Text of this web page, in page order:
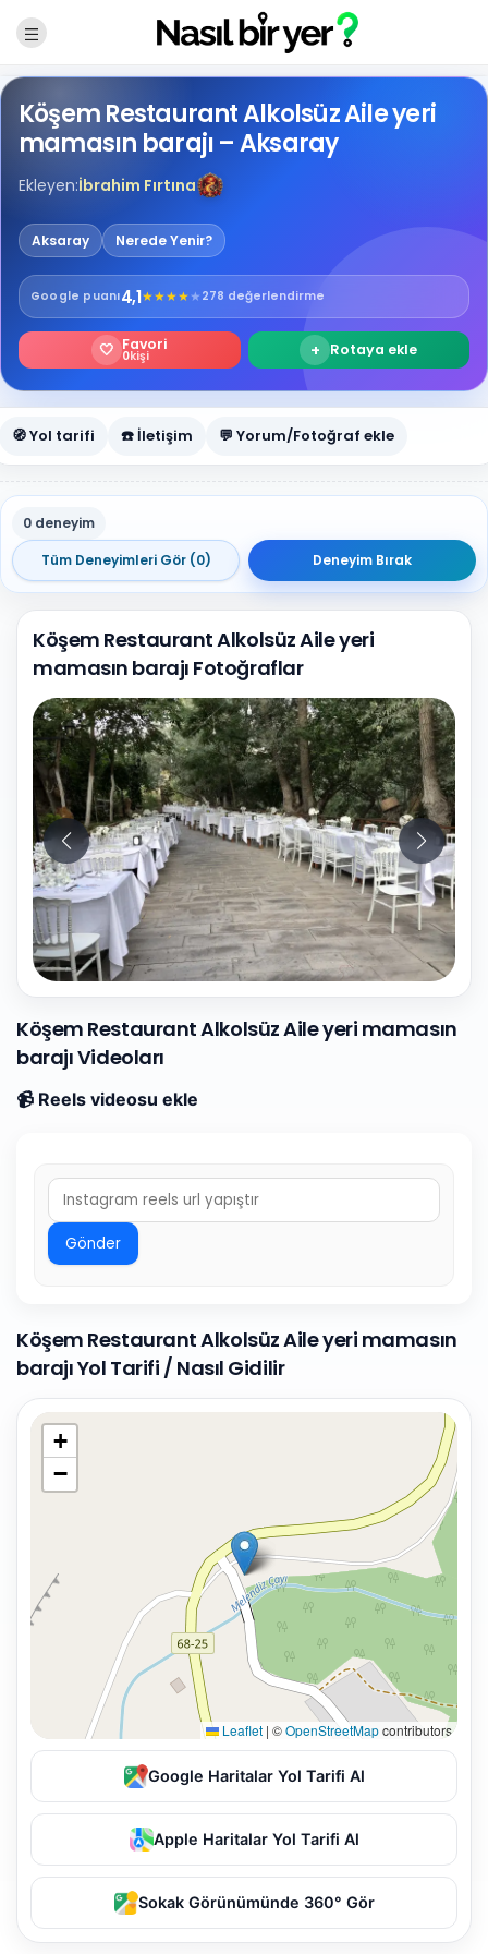
Köşem Restaurant Alkolsüz Aile yeri
mamasın barajı – Aksaray
Ekleyen:İbrahim Fırtına
Aksaray Nerede Yenir?
Google puanı4,1★★★★★ 278 değerlendirme
🤍 Favori
0kişi + Rotaya ekle
🧭 Yol tarifi ☎️ İletişim 💬 Yorum/Fotoğraf ekle
0 deneyim
Tüm Deneyimleri Gör (0)
Deneyim Bırak
Köşem Restaurant Alkolsüz Aile yeri
mamasın barajı Fotoğraflar
10Fotoğraf
Köşem Restaurant Alkolsüz Aile yeri mamasın
barajı Videoları
📹 Reels videosu ekle
Gönder
Köşem Restaurant Alkolsüz Aile yeri mamasın
barajı Yol Tarifi / Nasıl Gidilir
+
−
Leaflet | ©OpenStreetMapcontributors
Google Haritalar Yol Tarifi Al
Apple Haritalar Yol Tarifi Al
Sokak Görünümünde 360° Gör